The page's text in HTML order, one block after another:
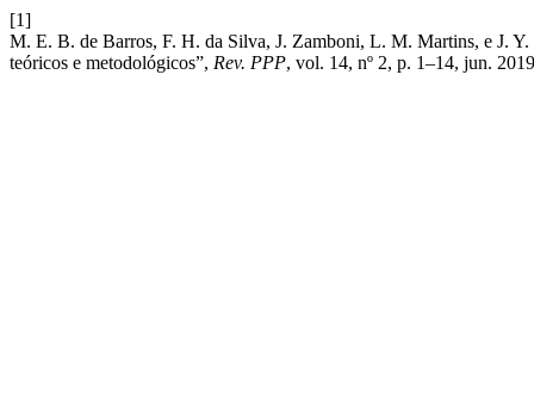
[1]
M. E. B. de Barros, F. H. da Silva, J. Zamboni, L. M. Martins, e J. Y.
teóricos e metodológicos”, Rev. PPP, vol. 14, nº 2, p. 1–14, jun.